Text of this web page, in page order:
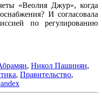
«Веолия Джур», когда
И согласовала
по регулированию
, Никол Пашинян,
, Правительство,